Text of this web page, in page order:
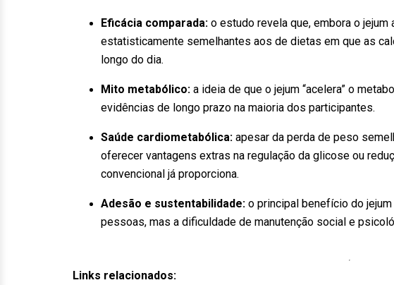
Eficácia comparada: o estudo revela que, embora o
estatisticamente semelhantes aos de dietas em que as
longo do dia.
Mito metabólico: a ideia de que o jejum “acelera” o
evidências de longo prazo na maioria dos participantes.
Saúde cardiometabólica: apesar da perda de peso
oferecer vantagens extras na regulação da glicose ou
convencional já proporciona.
Adesão e sustentabilidade: o principal benefício do
pessoas, mas a dificuldade de manutenção social e
Links relacionados: